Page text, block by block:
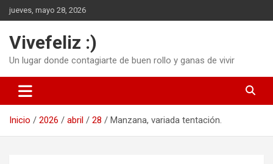
Saltar
al
jueves, mayo 28, 2026
Vivefeliz :)
Un lugar donde contagiarte de buen rollo y ganas de vivir
Inicio 2026 abril 28 Manzana, variada tentación.